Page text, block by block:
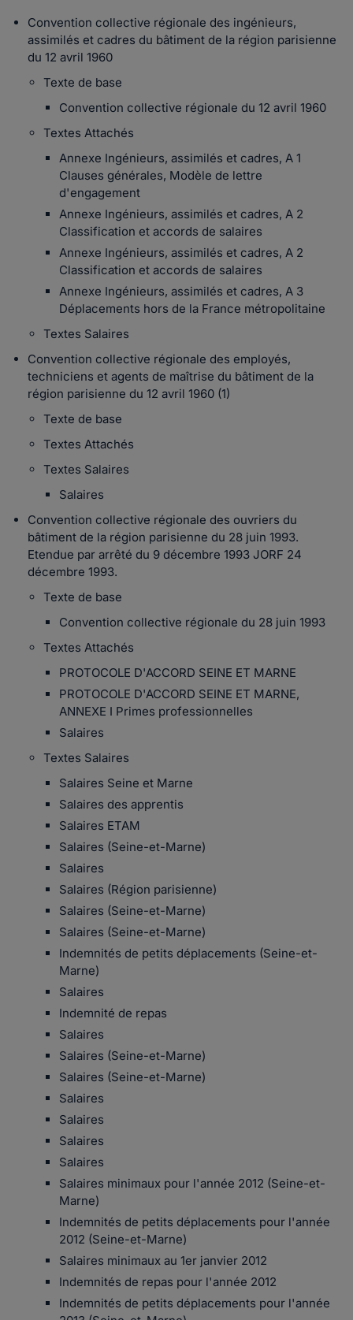
Convention collective régionale des ingénieurs,
assimilés et cadres du bâtiment de la région parisienne
du 12 avril 1960
Texte de base
Convention collective régionale du 12 avril 1960
Textes Attachés
Annexe Ingénieurs, assimilés et cadres, A 1
Clauses générales, Modèle de lettre
d'engagement
Annexe Ingénieurs, assimilés et cadres, A 2
Classification et accords de salaires
Annexe Ingénieurs, assimilés et cadres, A 2
Classification et accords de salaires
Annexe Ingénieurs, assimilés et cadres, A 3
Déplacements hors de la France métropolitaine
Textes Salaires
Convention collective régionale des employés,
techniciens et agents de maîtrise du bâtiment de la
région parisienne du 12 avril 1960 (1)
Texte de base
Textes Attachés
Textes Salaires
Salaires
Convention collective régionale des ouvriers du
bâtiment de la région parisienne du 28 juin 1993.
Etendue par arrêté du 9 décembre 1993 JORF 24
décembre 1993.
Texte de base
Convention collective régionale du 28 juin 1993
Textes Attachés
PROTOCOLE D'ACCORD SEINE ET MARNE
PROTOCOLE D'ACCORD SEINE ET MARNE,
ANNEXE I Primes professionnelles
Salaires
Textes Salaires
Salaires Seine et Marne
Salaires des apprentis
Salaires ETAM
Salaires (Seine-et-Marne)
Salaires
Salaires (Région parisienne)
Salaires (Seine-et-Marne)
Salaires (Seine-et-Marne)
Indemnités de petits déplacements (Seine-et-
Marne)
Salaires
Indemnité de repas
Salaires
Salaires (Seine-et-Marne)
Salaires (Seine-et-Marne)
Salaires
Salaires
Salaires
Salaires
Salaires minimaux pour l'année 2012 (Seine-et-
Marne)
Indemnités de petits déplacements pour l'année
2012 (Seine-et-Marne)
Salaires minimaux au 1er janvier 2012
Indemnités de repas pour l'année 2012
Indemnités de petits déplacements pour l'année